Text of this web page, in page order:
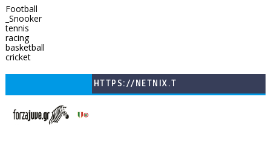
Football
_Snooker
tennis
racing
basketball
cricket
HTTPS://NETNIX.T